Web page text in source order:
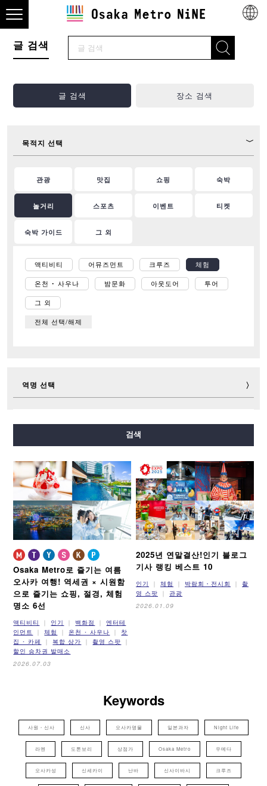
글 검색
글 검색 장소 검색
목적지 선택
관광 맛집 쇼핑 숙박
놀거리 스포츠 이벤트 티켓
숙박 가이드 그 외
액티비티 어뮤즈먼트 크루즈 체험
온천 ･ 사우나 밤문화 아웃도어 투어
그 외
전체 선택/해제
역명 선택
사카이스지선
이마자토스지선 뉴트램
검색
Osaka Metro로 즐기는 여름
오사카 여행! 역세권 × 시원함
으로 즐기는 쇼핑, 절경, 체험
명소 6선
액티비티 인기 백화점
엔터테
인먼트
체험 온천 ･ 사우나
찻
집 ･ 카페
복합 상가
촬영 스팟
할인 승차권 발매소
2026.07.03
2025년 연말결산!인기 블로그
기사 랭킹 베스트 10
인기 체험 박람회・전시회
촬
영 스팟
관광
2026.01.09
Keywords
사원・신사 신사 오사카명물 일본과자 Night Life
라멘 도톤보리 상점가 Osaka Metro 우메다
오사카성 신세카이 난바 신사이바시 크루즈